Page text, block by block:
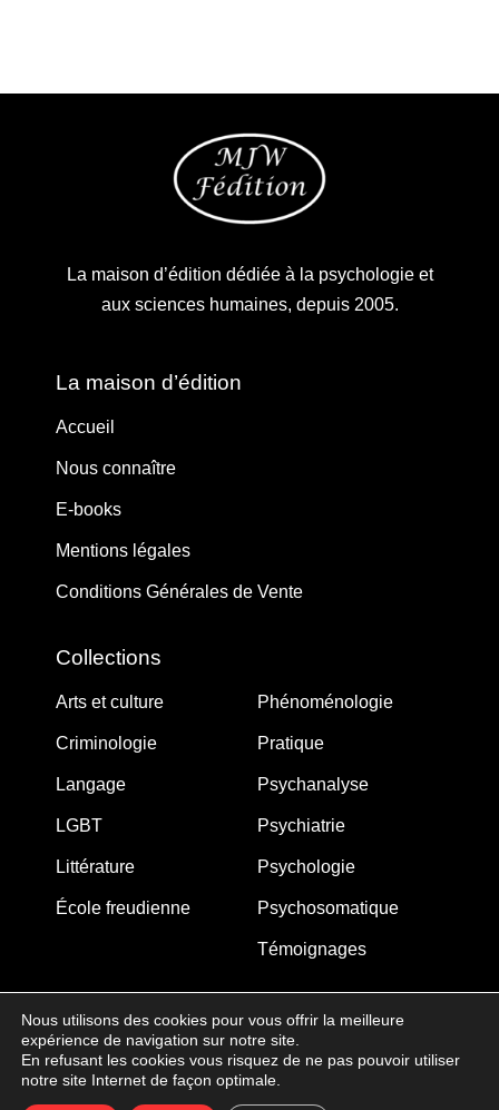
La maison d’édition dédiée à la psychologie et
aux sciences humaines, depuis 2005.
La maison d’édition
Accueil
Nous connaître
E-books
Mentions légales
Conditions Générales de Vente
Collections
Arts et culture
Criminologie
Langage
LGBT
Littérature
École freudienne
Phénoménologie
Pratique
Psychanalyse
Psychiatrie
Psychologie
Psychosomatique
Témoignages
MJW-FEDITION.COM © 2005-2025 – La Gouberdière
14710 Saint-Martin de Blagny
Nous utilisons des cookies pour vous offrir la meilleure
expérience de navigation sur notre site.
En refusant les cookies vous risquez de ne pas pouvoir utiliser
notre site Internet de façon optimale.